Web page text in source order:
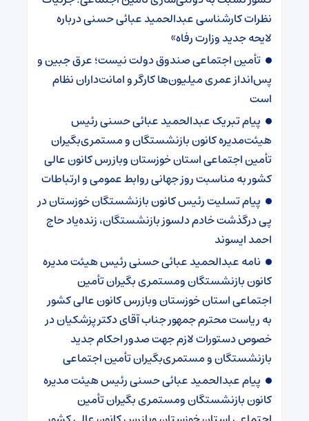
نظرات کارشناسی عبدالحمید عبائی حسنی درباره
لایحه جدید وزارت رفاه»
تأمین اجتماعی صندوق دولت نیست؛ عرق جبین و
پس‌انداز عمری میلیون‌ها کارگر و امانت‌داران نظام
است
پیام تبریک عبدالحمید عبائی حسنی رئیس
هیئت‌مدیره کانون بازنشستگان و مستمری‌بگیران
تأمین اجتماعی استان خوزستان وبازرس کانون عالی
کشور به مناسبت روز جهانی روابط عمومی و ارتباطات
پیام تسلیت رئیس کانون بازنشستگان خوزستان در
پی درگذشت خادم دلسوز بازنشستگان، زنده‌یاد حاج
احمد ایسوند
نامه عبدالحمید عبائی حسنی رئیس هیئت مدیره
کانون بازنشستگان ومستمری بگیران تأمین
اجتماعی استان خوزستان وبازرس کانون عالی کشور
به ریاست محترم جمهور جناب آقای دکتر پزشکیان در
خصوص دستورات لازم جهت صدور احکام جدید
بازنشستگان و مستمری‌بگیران تأمین اجتماعی
پیام عبدالحمید عبائی حسنی رئیس هیئت مدیره
کانون بازنشستگان ومستمری بگیران تأمین